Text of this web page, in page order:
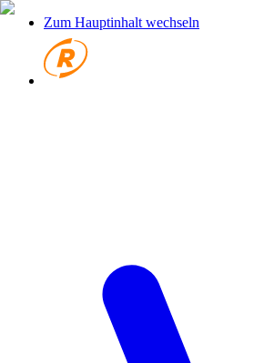
Zum Hauptinhalt wechseln